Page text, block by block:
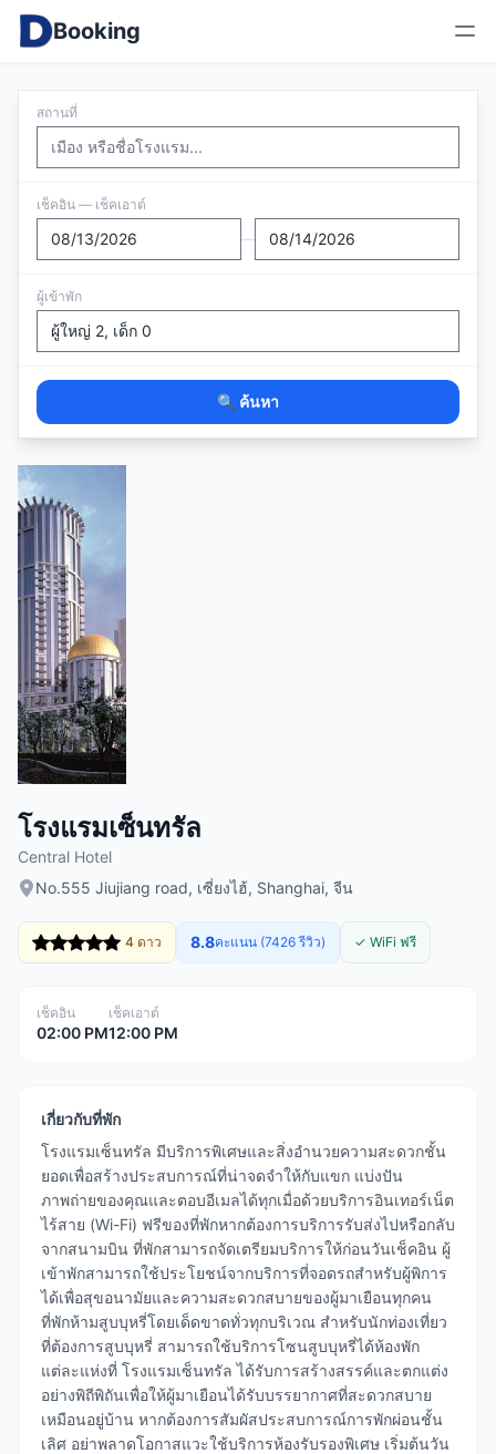
Booking
สถานที่
เช็คอิน — เช็คเอาต์
—
ผู้เข้าพัก
🔍 ค้นหา
โรงแรมเซ็นทรัล
Central Hotel
No.555 Jiujiang road, เซี่ยงไฮ้, Shanghai, จีน
4 ดาว 8.8คะแนน (7426 รีวิว) ✓ WiFi ฟรี
เช็คอิน
02:00 PM
เช็คเอาต์
12:00 PM
เกี่ยวกับที่พัก
โรงแรมเซ็นทรัล มีบริการพิเศษและสิ่งอำนวยความสะดวกชั้น
ยอดเพื่อสร้างประสบการณ์ที่น่าจดจำให้กับแขก แบ่งปัน
ภาพถ่ายของคุณและตอบอีเมลได้ทุกเมื่อด้วยบริการอินเทอร์เน็ต
ไร้สาย (Wi-Fi) ฟรีของที่พักหากต้องการบริการรับส่งไปหรือกลับ
จากสนามบิน ที่พักสามารถจัดเตรียมบริการให้ก่อนวันเช็คอิน ผู้
เข้าพักสามารถใช้ประโยชน์จากบริการที่จอดรถสำหรับผู้พิการ
ได้เพื่อสุขอนามัยและความสะดวกสบายของผู้มาเยือนทุกคน
ที่พักห้ามสูบบุหรี่โดยเด็ดขาดทั่วทุกบริเวณ สำหรับนักท่องเที่ยว
ที่ต้องการสูบบุหรี่ สามารถใช้บริการโซนสูบบุหรี่ได้ห้องพัก
แต่ละแห่งที่ โรงแรมเซ็นทรัล ได้รับการสร้างสรรค์และตกแต่ง
อย่างพิถีพิถันเพื่อให้ผู้มาเยือนได้รับบรรยากาศที่สะดวกสบาย
เหมือนอยู่บ้าน หากต้องการสัมผัสประสบการณ์การพักผ่อนชั้น
เลิศ อย่าพลาดโอกาสแวะใช้บริการห้องรับรองพิเศษ เริ่มต้นวัน